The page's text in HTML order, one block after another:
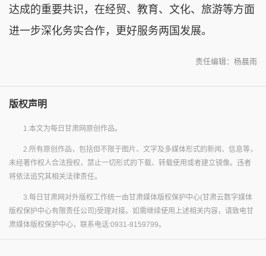
达成的重要共识，在经贸、教育、文化、旅游等方面
进一步深化务实合作，更好服务两国发展。
责任编辑：杨晨雨
版权声明
1.本文为每日甘肃网原创作品。
2.所有原创作品，包括但不限于图片、文字及多媒体形式的新闻、信息等，
未经著作权人合法授权，禁止一切形式的下载、转载使用或者建立镜像。违者
将依法追究其相关法律责任。
3.每日甘肃网对外版权工作统一由甘肃媒体版权保护中心(甘肃云数字媒体
版权保护中心有限责任公司)受理对接。如需继续使用上述相关内容，请致电甘
肃媒体版权保护中心，联系电话:0931-8159799。